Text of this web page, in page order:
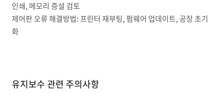
인쇄, 메모리 증설 검토
제어판 오류 해결방법: 프린터 재부팅, 펌웨어 업데이트, 공장 초기
화
유지보수 관련 주의사항